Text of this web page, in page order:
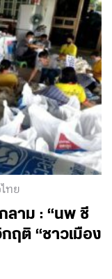
ทย
ลาม : “นพ ชี
ฤติ “ชาวเมือง